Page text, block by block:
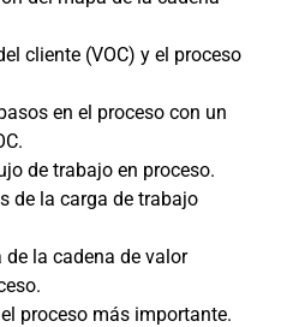
cliente (VOC) y el proceso
en el proceso con un
de trabajo en proceso.
de la carga de trabajo
de la cadena de valor
proceso más importante.